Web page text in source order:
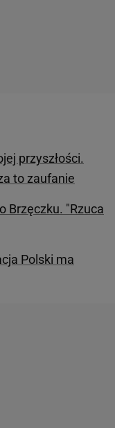
przyszłości.
to zaufanie
Brzęczku. "Rzuca
Polski ma